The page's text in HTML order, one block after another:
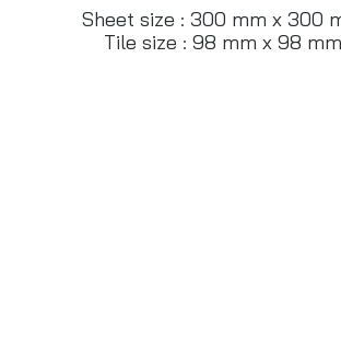
Sheet size : 300 mm x 300
Tile size : 98 mm x 98 mm